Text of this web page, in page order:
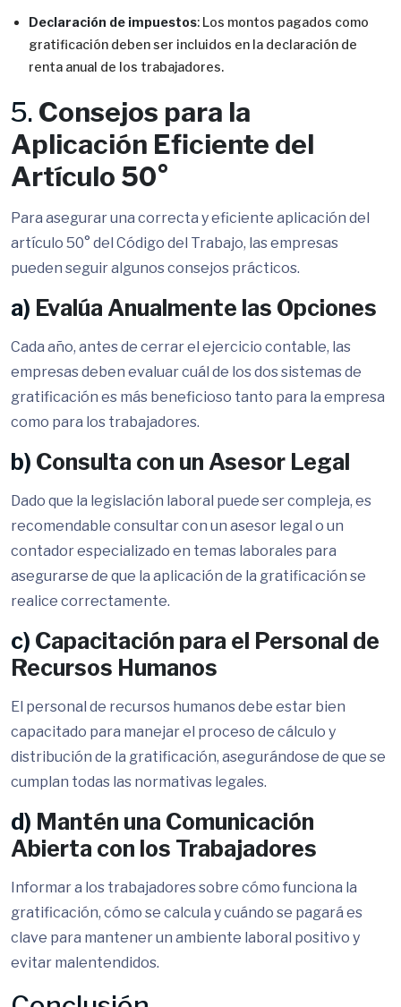
Declaración de impuestos: Los montos pagados como
gratificación deben ser incluidos en la declaración de
renta anual de los trabajadores.
5. Consejos para la
Aplicación Eficiente del
Artículo 50°
Para asegurar una correcta y eficiente aplicación del
artículo 50° del Código del Trabajo, las empresas
pueden seguir algunos consejos prácticos.
a) Evalúa Anualmente las Opciones
Cada año, antes de cerrar el ejercicio contable, las
empresas deben evaluar cuál de los dos sistemas de
gratificación es más beneficioso tanto para la empresa
como para los trabajadores.
b) Consulta con un Asesor Legal
Dado que la legislación laboral puede ser compleja, es
recomendable consultar con un asesor legal o un
contador especializado en temas laborales para
asegurarse de que la aplicación de la gratificación se
realice correctamente.
c) Capacitación para el Personal de
Recursos Humanos
El personal de recursos humanos debe estar bien
capacitado para manejar el proceso de cálculo y
distribución de la gratificación, asegurándose de que se
cumplan todas las normativas legales.
d) Mantén una Comunicación
Abierta con los Trabajadores
Informar a los trabajadores sobre cómo funciona la
gratificación, cómo se calcula y cuándo se pagará es
clave para mantener un ambiente laboral positivo y
evitar malentendidos.